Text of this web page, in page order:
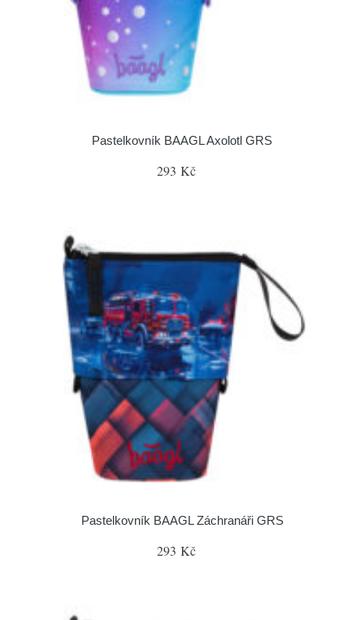
Pastelkovník BAAGL Axolotl GRS
293 Kč
Pastelkovník BAAGL Záchranáři GRS
293 Kč